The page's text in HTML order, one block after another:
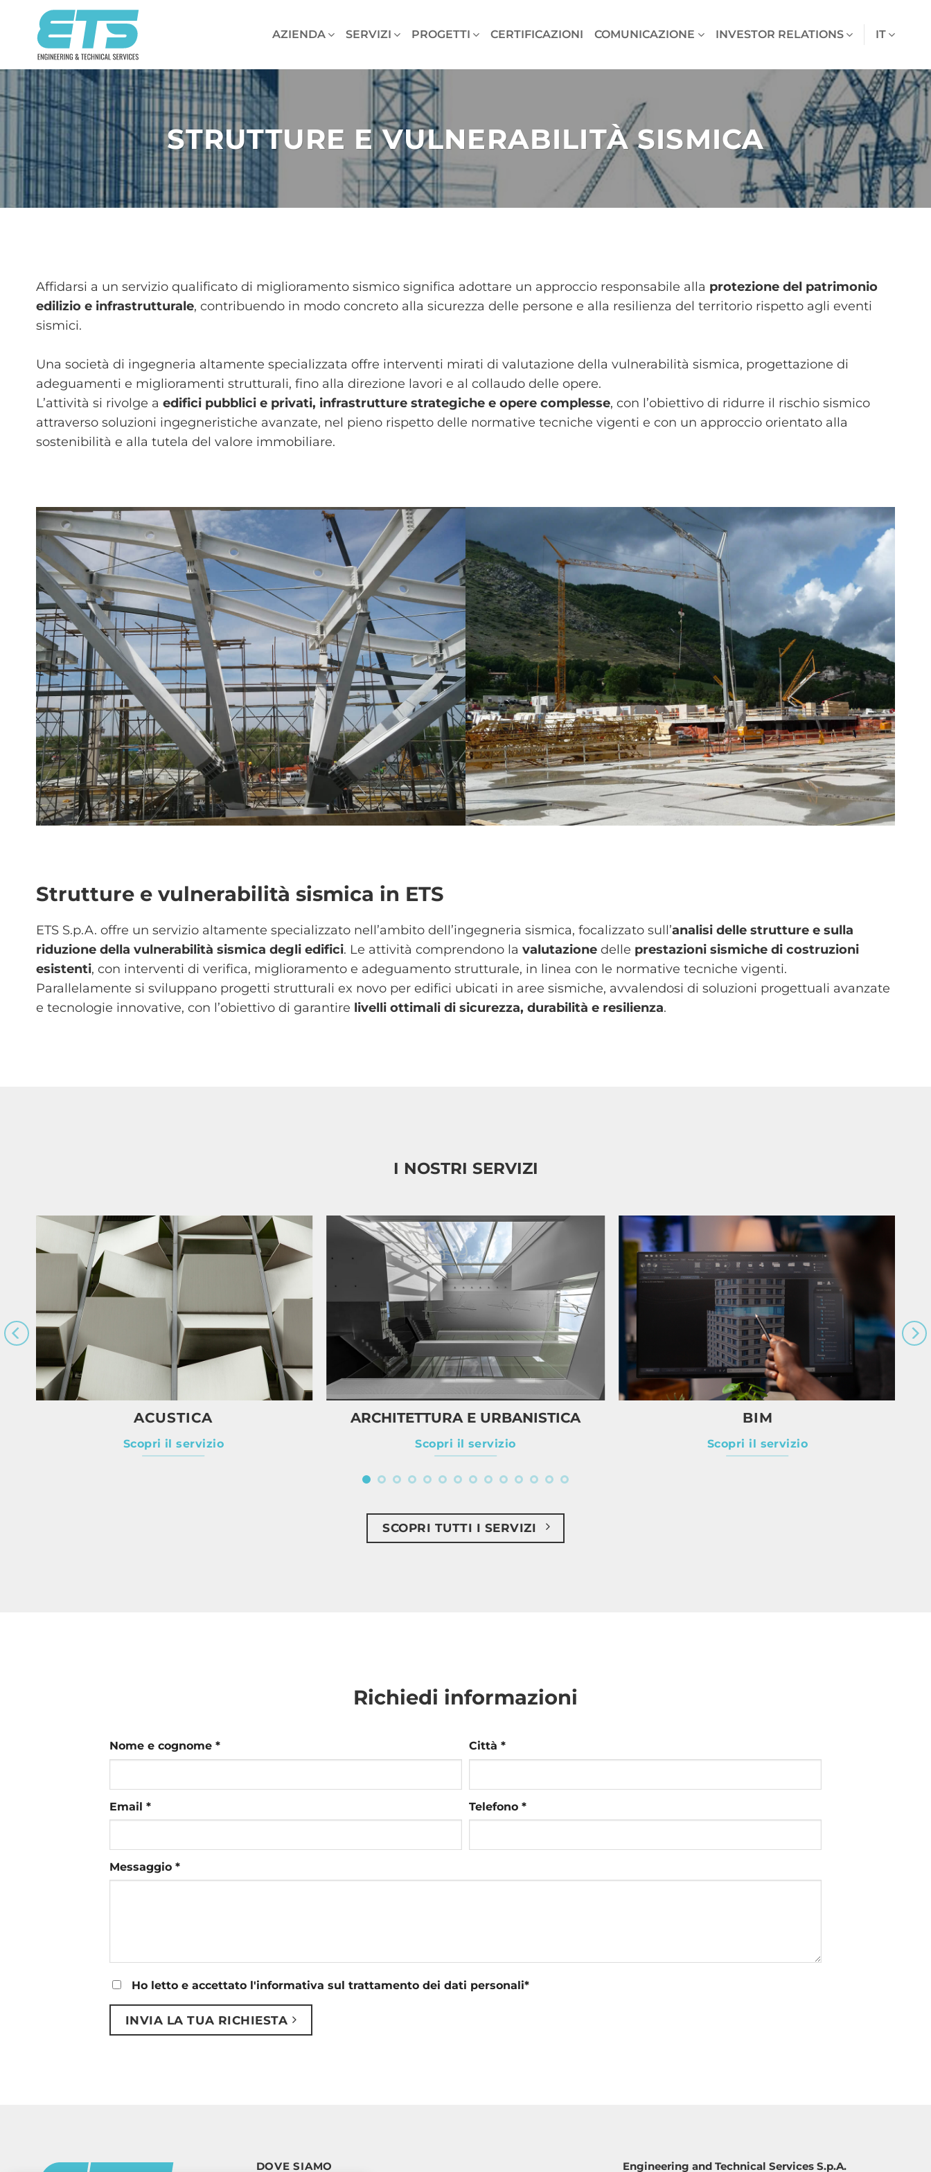
contenuti
AZIENDA SERVIZI PROGETTI CERTIFICAZIONI COMUNICAZIONE INVESTOR RELATIONS IT
STRUTTURE E VULNERABILITÀ SISMICA
Affidarsi a un servizio qualificato di miglioramento sismico significa adottare un approccio responsabile alla protezione del patrimonio
edilizio e infrastrutturale, contribuendo in modo concreto alla sicurezza delle persone e alla resilienza del territorio rispetto agli eventi
sismici.
Una società di ingegneria altamente specializzata offre interventi mirati di valutazione della vulnerabilità sismica, progettazione di
adeguamenti e miglioramenti strutturali, fino alla direzione lavori e al collaudo delle opere.
L’attività si rivolge a edifici pubblici e privati, infrastrutture strategiche e opere complesse, con l’obiettivo di ridurre il rischio sismico
attraverso soluzioni ingegneristiche avanzate, nel pieno rispetto delle normative tecniche vigenti e con un approccio orientato alla
sostenibilità e alla tutela del valore immobiliare.
Strutture e vulnerabilità sismica in ETS
ETS S.p.A. offre un servizio altamente specializzato nell’ambito dell’ingegneria sismica, focalizzato sull’analisi delle strutture e sulla
riduzione della vulnerabilità sismica degli edifici. Le attività comprendono la valutazione delle prestazioni sismiche di costruzioni
esistenti, con interventi di verifica, miglioramento e adeguamento strutturale, in linea con le normative tecniche vigenti.
Parallelamente si sviluppano progetti strutturali ex novo per edifici ubicati in aree sismiche, avvalendosi di soluzioni progettuali avanzate
e tecnologie innovative, con l’obiettivo di garantire livelli ottimali di sicurezza, durabilità e resilienza.
I NOSTRI SERVIZI
ARCHITETTURA E URBANISTICA
Scopri il servizio
BIM
Scopri il servizio
ACUSTICA
Scopri il servizio
SCOPRI TUTTI I SERVIZI
Richiedi informazioni
Nome e cognome * Città *
Email * Telefono *
Messaggio *
Ho letto e accettato l'informativa sul trattamento dei dati personali*
INVIA LA TUA RICHIESTA
DOVE SIAMO Engineering and Technical Services S.p.A.